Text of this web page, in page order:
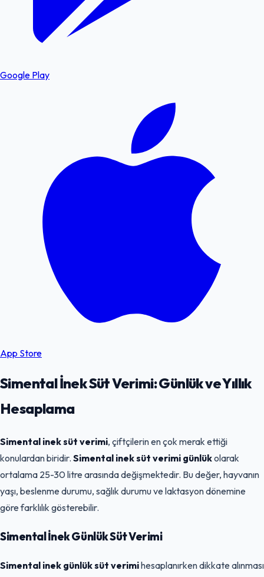
Google Play
App Store
Simental İnek Süt Verimi: Günlük ve Yıllık
Hesaplama
Simental inek süt verimi, çiftçilerin en çok merak ettiği
konulardan biridir. Simental inek süt verimi günlükolarak
ortalama 25-30 litre arasında değişmektedir. Bu değer, hayvanın
yaşı, beslenme durumu, sağlık durumu ve laktasyon dönemine
göre farklılık gösterebilir.
Simental İnek Günlük Süt Verimi
Simental inek günlük süt verimihesaplanırken dikkate alınması